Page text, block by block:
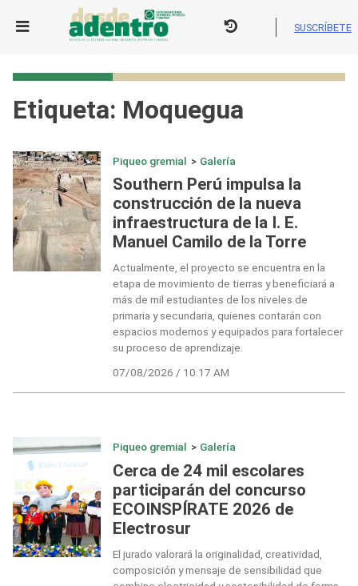
SUSCRÍBETE
Etiqueta: Moquegua
Piqueo gremial > Galería
Southern Perú impulsa la
construcción de la nueva
infraestructura de la I. E.
Manuel Camilo de la Torre
Actualmente, el proyecto se encuentra en la
etapa de movimiento de tierras y beneficiará a
más de mil estudiantes de los niveles de
primaria y secundaria, quienes contarán con
espacios modernos y equipados para fortalecer
su proceso de aprendizaje.
07/08/2026 / 10:17 AM
Piqueo gremial > Galería
Cerca de 24 mil escolares
participarán del concurso
ECOINSPÍRATE 2026 de
Electrosur
El jurado valorará la originalidad, creatividad,
composición y mensaje de sensibilidad que